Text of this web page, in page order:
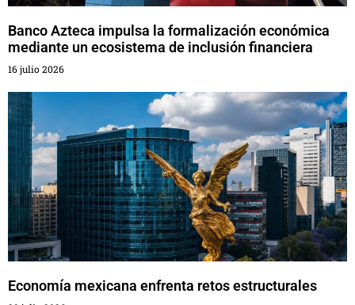
Banco Azteca impulsa la formalización económica
mediante un ecosistema de inclusión financiera
16 julio 2026
Economía mexicana enfrenta retos estructurales